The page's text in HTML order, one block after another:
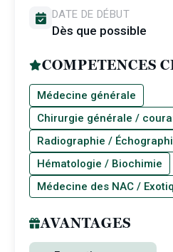
DATE DE DÉBUT
Dès que possible
COMPETENCES
Médecine générale
Chirurgie générale /
Radiographie /
Hématologie / Biochimie
Médecine des NAC /
AVANTAGES